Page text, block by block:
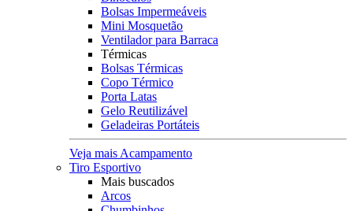
Bolsas Impermeáveis
Mini Mosquetão
Ventilador para Barraca
Térmicas
Bolsas Térmicas
Copo Térmico
Porta Latas
Gelo Reutilizável
Geladeiras Portáteis
Veja mais Acampamento
Tiro Esportivo
Mais buscados
Arcos